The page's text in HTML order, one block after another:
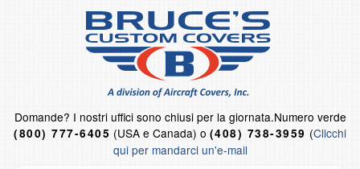
Domande? I nostri uffici sono chiusi per la giornata.Numero verde
(800) 777-6405 (USA e Canada) o (408) 738-3959 (Clicchi
qui per mandarci un'e-mail